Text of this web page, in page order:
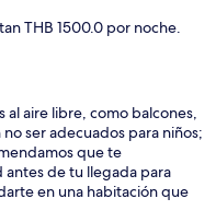
THB 1500.0 por noche.
al aire libre, como balcones,
ser adecuados para niños;
que te
de tu llegada para
en una habitación que